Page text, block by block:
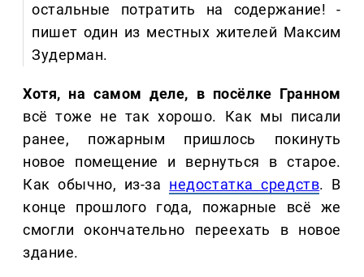
остальные потратить на содержание! -
пишет один из местных жителей Максим
Зудерман.
Хотя, на самом деле, в посёлке Гранном
всё тоже не так хорошо. Как мы писали
ранее, пожарным пришлось покинуть
новое помещение и вернуться в старое.
Как обычно, из-за недостатка средств. В
конце прошлого года, пожарные всё же
смогли окончательно переехать в новое
здание.